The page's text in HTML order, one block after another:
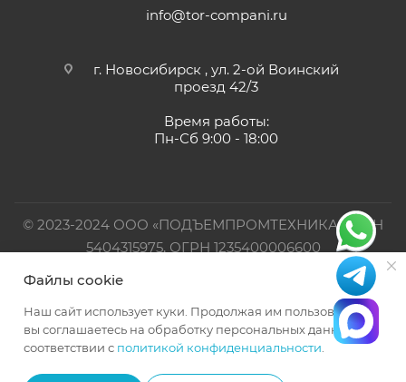
info@tor-compani.ru
г. Новосибирск , ул. 2-ой Воинский
проезд 42/3
Время работы:
Пн-Сб 9:00 - 18:00
© 2023-2024 ООО «ПОДЪЕМПРОМТЕХНИКА». ИНН
5404315975, ОГРН 1235400006600
Официальный представитель TOR INDUSTRIES
Файлы cookie
Наш сайт использует куки. Продолжая им пользоваться,
вы соглашаетесь на обработку персональных данных в
соответствии с политикой конфиденциальности